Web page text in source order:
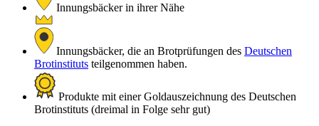
Innungsbäcker in ihrer Nähe
Innungsbäcker, die an Brotprüfungen des Deutschen
Brotinstituts teilgenommen haben.
Produkte mit einer Goldauszeichnung des Deutschen
Brotinstituts (dreimal in Folge sehr gut)